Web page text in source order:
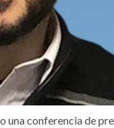
una conferencia de